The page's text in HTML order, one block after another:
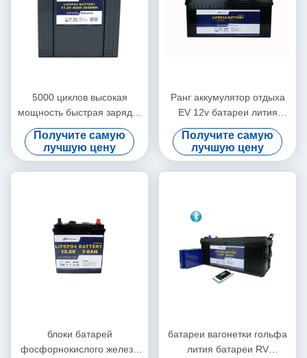
5000 циклов высокая
мощность быстрая зарядка
литий-ионный аккумулятор
48V40Ah для гольф-кареты
Получите самую
лучшую цену
Ранг аккумулятор отдыха
EV 12v батареи лития
тележки гольфа 300Ah
Получите самую
лучшую цену
блоки батарей
фосфорнокислого железа
батареи вагонетки гольфа
лития батареи RV